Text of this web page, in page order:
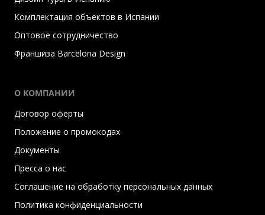
Комплектация объектов в Испании
Оптовое сотрудничество
Франшиза Barcelona Design
О КОМПАНИИ
Договор оферты
Положение о промокодах
Документы
Пресса о нас
Соглашение на обработку персональных данных
Политика конфиденциальности